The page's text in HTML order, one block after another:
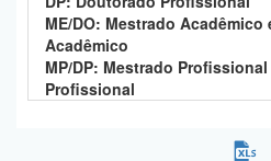
PlanaltoME/DO: Mestrado Acadêmico
Acadêmico
MP/DP: Mestrado
Profissional